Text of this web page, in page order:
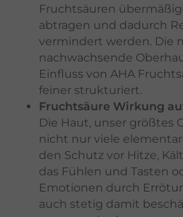
Fruchtsäuren
abtragen und dadurch
vermindert werden. Die
nachwachsende
Einfluss von AHA
feiner strukturiert.
Fruchtsäure Wirkung
Die Haut, unser größtes
nicht nur viele
den Schutz vor Hitze,
das Fühlen und Tasten
Emotionen durch
auch stetig damit